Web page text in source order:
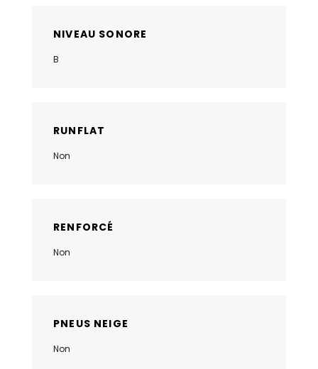
NIVEAU SONORE
B
RUNFLAT
Non
RENFORCÉ
Non
PNEUS NEIGE
Non